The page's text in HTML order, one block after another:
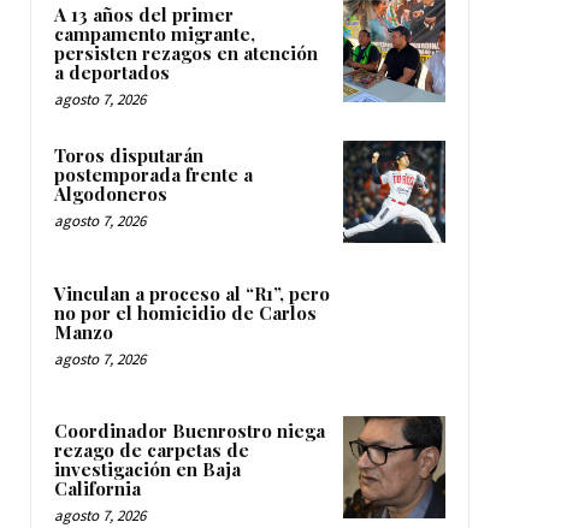
A 13 años del primer
campamento migrante,
persisten rezagos en atención
a deportados
agosto 7, 2026
Toros disputarán
postemporada frente a
Algodoneros
agosto 7, 2026
Vinculan a proceso al “R1”, pero
no por el homicidio de Carlos
Manzo
agosto 7, 2026
Coordinador Buenrostro niega
rezago de carpetas de
investigación en Baja
California
agosto 7, 2026